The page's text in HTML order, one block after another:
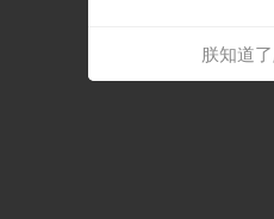
朕知道